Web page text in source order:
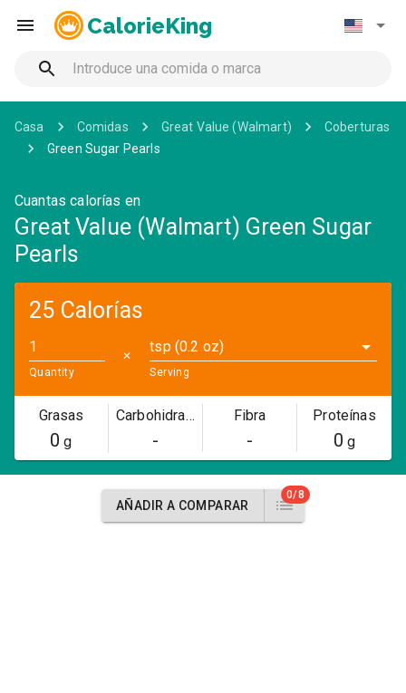
CalorieKing
Casa Comidas Great Value (Walmart)
Coberturas
Green Sugar Pearls
Cuantas calorías en
Great Value (Walmart) Green Sugar
Pearls
25 Calorías
Quantity
✕
tsp (0.2 oz)
Serving
Grasas
0 g
Carbohidratos
-
Fibra
-
Proteínas
0 g
AÑADIR A COMPARAR
0/8